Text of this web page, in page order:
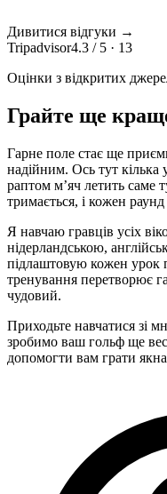
Дивитися відгуки →
Tripadvisor4.3 / 5 · 13
Оцінки з відкритих
Грайте ще
Гарне поле стає ще
надійним. Ось тут
раптом м’яч летить саме
тримається, і кожен
Я навчаю гравців усіх
нідерландською,
підлаштовую кожен урок
тренування перетворює
чудовий.
Приходьте навчатися зі
зробимо ваш гольф ще
допомогти вам грати